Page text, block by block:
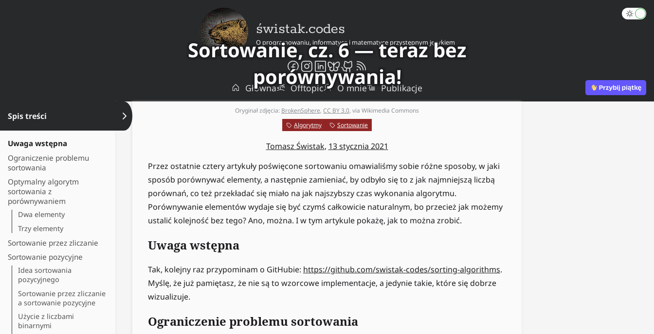
świstak.codes
O programowaniu, informatyce i matematyce przystępnym językiem
Główna Offtopic O mnie Publikacje
Sortowanie, cz. 6 — teraz bez
porównywania!
Oryginał zdjęcia: BrokenSphere, CC BY 3.0, via Wikimedia Commons
Spis treści
Uwaga wstępna
Ograniczenie problemu
sortowania
Optymalny algorytm
sortowania z
porównywaniem
Dwa elementy
Trzy elementy
Sortowanie przez zliczanie
Sortowanie pozycyjne
Idea sortowania
pozycyjnego
Sortowanie przez zliczanie
a sortowanie pozycyjne
Użycie z liczbami
binarnymi
Ukryj spis treści Algorytmy Sortowanie
Tomasz Świstak, 13 stycznia 2021
Przez ostatnie cztery artykuły poświęcone sortowaniu omawialiśmy sobie różne sposoby, w jaki
sposób porównywać elementy, a następnie zamieniać, by odbyło się to z jak najmniejszą liczbą
porównań, co też przekładać się miało na jak najszybszy czas wykonania algorytmu.
Porównywanie elementów wydaje się być czymś całkowicie naturalnym, bo przecież jak możemy
ustalić kolejność bez tego? Ano, można. I w tym artykule pokażę, jak to można zrobić.
Uwaga wstępna
Tak, kolejny raz przypominam o GitHubie: https://github.com/swistak-codes/sorting-algorithms.
Myślę, że już pamiętasz, że nie są to wzorcowe implementacje, a jedynie takie, które się dobrze
wizualizuje.
Ograniczenie problemu sortowania